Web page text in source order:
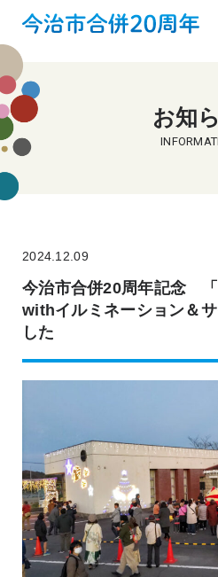
お知
2024.12.09
今治市合併20周年記念 「
withイルミネーション＆
した